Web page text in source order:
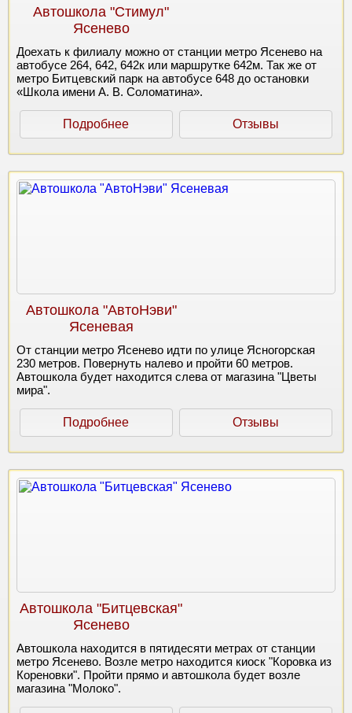
Автошкола "Стимул"
Ясенево
Доехать к филиалу можно от станции метро Ясенево на
автобусе 264, 642, 642к или маршрутке 642м. Так же от
метро Битцевский парк на автобусе 648 до остановки
«Школа имени А. В. Соломатина».
Подробнее Отзывы
Автошкола "АвтоНэви"
Ясеневая
От станции метро Ясенево идти по улице Ясногорская
230 метров. Повернуть налево и пройти 60 метров.
Автошкола будет находится слева от магазина "Цветы
мира".
Подробнее Отзывы
Автошкола "Битцевская"
Ясенево
Автошкола находится в пятидесяти метрах от станции
метро Ясенево. Возле метро находится киоск "Коровка из
Кореновки". Пройти прямо и автошкола будет возле
магазина "Молоко".